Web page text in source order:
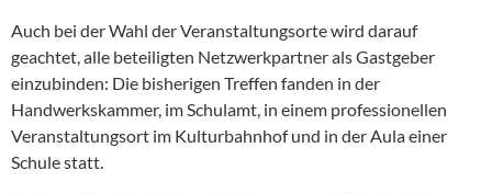
Auch bei der Wahl der Veranstaltungsorte wird darauf
geachtet, alle beteiligten Netzwerkpartner als Gastgeber
einzubinden: Die bisherigen Treffen fanden in der
Handwerkskammer, im Schulamt, in einem professionellen
Veranstaltungsort im Kulturbahnhof und in der Aula einer
Schule statt.